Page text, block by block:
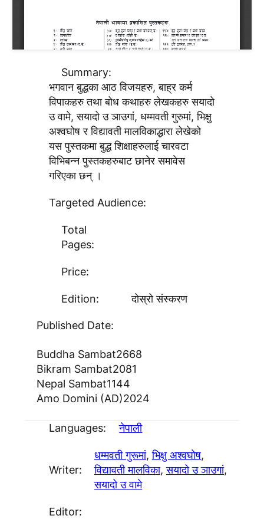
Summary:
भगवान बुद्धका आठ विजयहरु, बाह्र कर्म
विपाकहरु तथा बोध कथाहरु लेखकहरु सयादो
उ वामे, सयादो उ ञाउगां, धम्मवती गुरुमां, भिक्षु
अश्वघोष र विद्यावती मालविकाद्धारा लेखेको
यस पुस्तकमा बुद्ध शिक्षाहरुलाई चारवटा
विभिबन्न पुस्तकहरुबाट छानेर समावेस
गरिएका छन् ।
Targeted Audience:
Total
Pages:
Price:
Edition: दोस्रो संस्करण
Published Date:
Buddha Sambat2668
Bikram Sambat2081
Nepal Sambat1144
Amo Domini (AD)2024
Languages: नेपाली
Writer:
धम्मवती गुरूमां, भिक्षु अश्वघाेष
विद्यावती मालविका, सयादो उ ञाउगां
सयादो उ वामे
Editor: